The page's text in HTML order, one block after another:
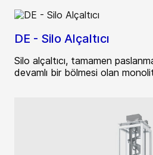
DE - Silo Alçaltıcı
Silo alçaltıcı, tamamen
devamlı bir bölmesi olan